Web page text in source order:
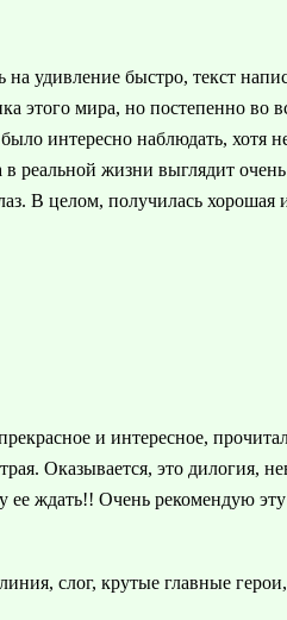
на удивление быстро, текст
этого мира, но постепенно
интересно наблюдать, хотя
в реальной жизни выглядит
В целом, получилась хорошая
и интересное,
Оказывается, это дилогия,
ее ждать!! Очень рекомендую
слог, крутые главные